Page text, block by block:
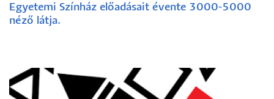
Egyetemi Színház előadásait évente 3000-5000
néző látja.